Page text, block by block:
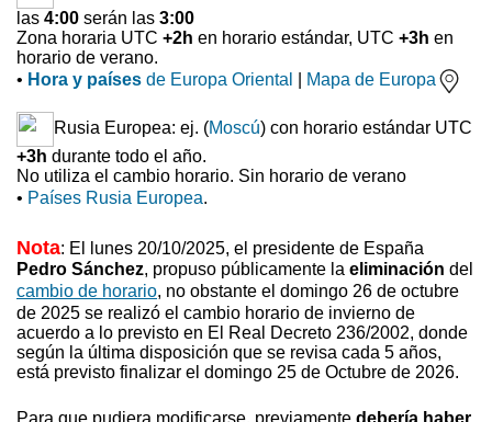
las 4:00 serán las 3:00
Zona horaria UTC +2h en horario estándar, UTC +3h en
horario de verano.
• Hora y países de Europa Oriental Mapa de Europa
Rusia Europea: ej. (Moscú) con horario estándar UTC
+3h durante todo el año.
No utiliza el cambio horario. Sin horario de verano
• Países Rusia Europea.
Nota: El lunes 20/10/2025, el presidente de España
Pedro Sánchez, propuso públicamente la eliminación del
cambio de horario, no obstante el domingo 26 de octubre
de 2025 se realizó el cambio horario de invierno de
acuerdo a lo previsto en El Real Decreto 236/2002, donde
según la última disposición que se revisa cada 5 años,
está previsto finalizar el domingo 25 de Octubre de 2026.
Para que pudiera modificarse, previamente debería haber